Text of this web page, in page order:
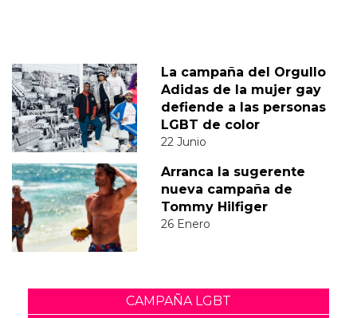
La campaña del Orgullo
Adidas de la mujer gay
defiende a las personas
LGBT de color
22 Junio
Arranca la sugerente
nueva campaña de
Tommy Hilfiger
26 Enero
CAMPAÑA LGBT